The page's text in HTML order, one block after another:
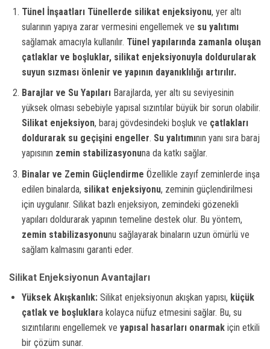
Tünel İnşaatları Tünellerde silikat enjeksiyonu, yer altı
sularının yapıya zarar vermesini engellemek ve su yalıtımı
sağlamak amacıyla kullanılır. Tünel yapılarında zamanla oluşan
çatlaklar ve boşluklar, silikat enjeksiyonuyla doldurularak
suyun sızması önlenir ve yapının dayanıklılığı artırılır.
Barajlar ve Su YapılarıBarajlarda, yer altı su seviyesinin
yüksek olması sebebiyle yapısal sızıntılar büyük bir sorun olabilir.
Silikat enjeksiyon, baraj gövdesindeki boşluk ve çatlakları
doldurarak su geçişini engeller. Su yalıtımının yanı sıra baraj
yapısının zemin stabilizasyonuna da katkı sağlar.
Binalar ve Zemin Güçlendirme Özellikle zayıf zeminlerde inşa
edilen binalarda, silikat enjeksiyonu, zeminin güçlendirilmesi
için uygulanır. Silikat bazlı enjeksiyon, zemindeki gözenekli
yapıları doldurarak yapının temeline destek olur. Bu yöntem,
zemin stabilizasyonunu sağlayarak binaların uzun ömürlü ve
sağlam kalmasını garanti eder.
Silikat Enjeksiyonun Avantajları
Yüksek Akışkanlık:Silikat enjeksiyonun akışkan yapısı, küçük
çatlak ve boşluklara kolayca nüfuz etmesini sağlar. Bu, su
sızıntılarını engellemek ve yapısal hasarları onarmakiçin etkili
bir çözüm sunar.